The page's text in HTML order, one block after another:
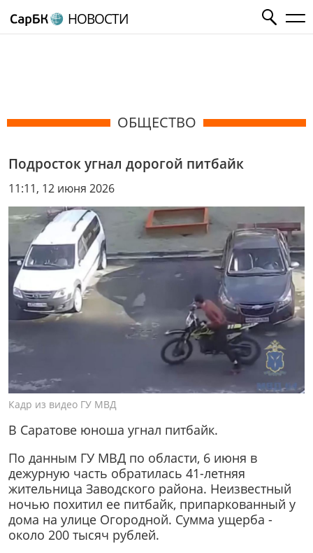
НОВОСТИ
ОБЩЕСТВО
Подросток угнал дорогой питбайк
11:11, 12 июня 2026
Кадр из видео ГУ МВД
В Саратове юноша угнал питбайк.
По данным ГУ МВД по области, 6 июня в
дежурную часть обратилась 41-летняя
жительница Заводского района. Неизвестный
ночью похитил ее питбайк, припаркованный у
дома на улице Огородной. Сумма ущерба -
около 200 тысяч рублей.